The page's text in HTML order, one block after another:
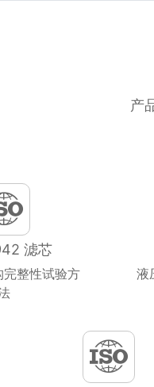
产
滤芯
整性试验方
液